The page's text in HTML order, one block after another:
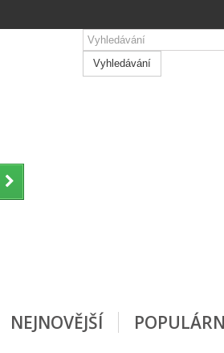
Vyhledávání
NEJNOVĚJŠÍ